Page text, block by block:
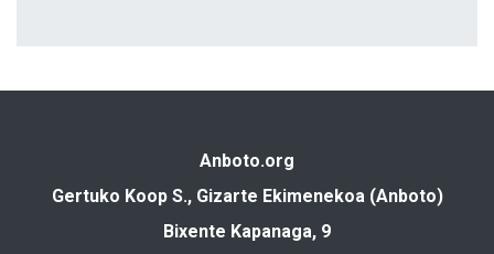
Anboto.org
Gertuko Koop S., Gizarte Ekimenekoa (Anboto)
Bixente Kapanaga, 9